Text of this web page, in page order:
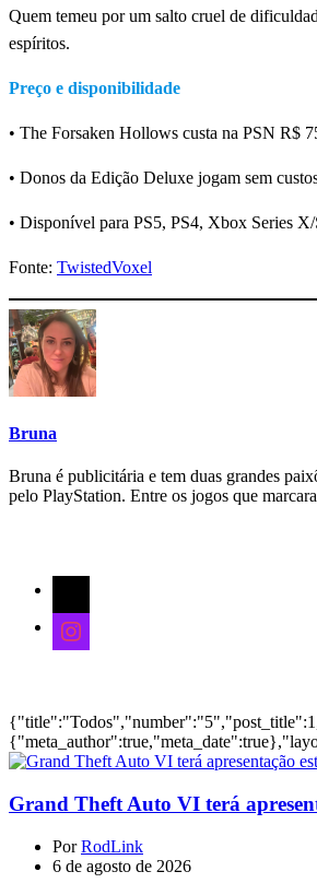
Quem temeu por um salto cruel de
espíritos.
Preço e disponibilidade
• The Forsaken Hollows custa na PSN R$
• Donos da Edição Deluxe jogam sem
• Disponível para PS5, PS4, Xbox Series
Fonte: TwistedVoxel
Bruna
Bruna é publicitária e tem duas grandes
pelo PlayStation. Entre os jogos que
x
instagram
Grand Theft Auto VI terá
PorRodLink
6 de agosto de 2026